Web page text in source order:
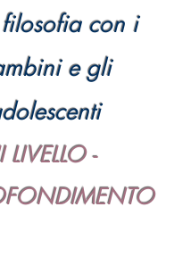
con i
e gli
LIVELLO -